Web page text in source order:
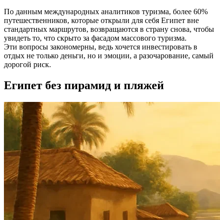
По данным международных аналитиков туризма, более 60%
путешественников, которые открыли для себя Египет вне
стандартных маршрутов, возвращаются в страну снова, чтобы
увидеть то, что скрыто за фасадом массового туризма.
Эти вопросы закономерны, ведь хочется инвестировать в
отдых не только деньги, но и эмоции, а разочарование, самый
дорогой риск.
Египет без пирамид и пляжей